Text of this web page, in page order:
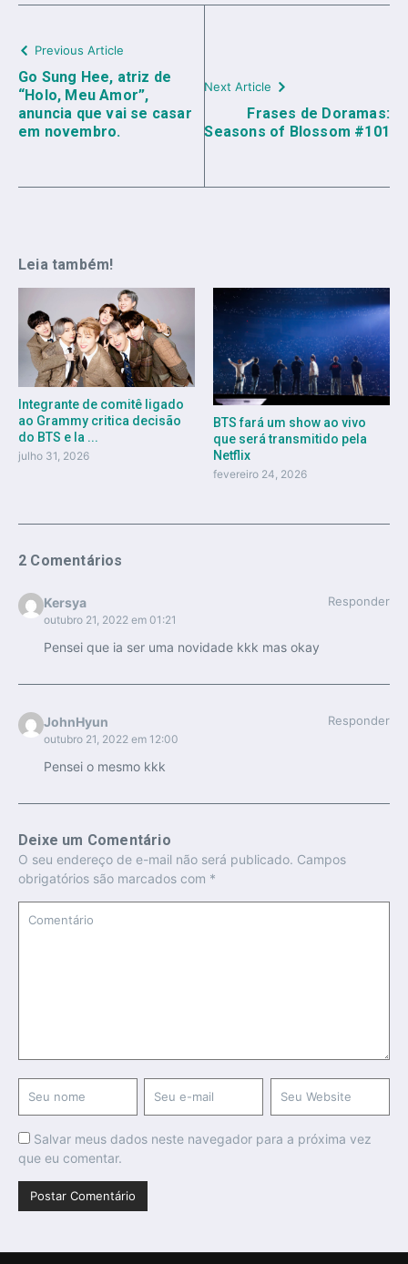
Previous Article
Go Sung Hee, atriz de
“Holo, Meu Amor”,
anuncia que vai se casar
em novembro.
Next Article
Frases de Doramas:
Seasons of Blossom #101
Leia também!
Integrante de comitê ligado
ao Grammy critica decisão
do BTS e la ...
julho 31, 2026
BTS fará um show ao vivo
que será transmitido pela
Netflix
fevereiro 24, 2026
2 Comentários
Kersya
outubro 21, 2022 em 01:21
Responder
Pensei que ia ser uma novidade kkk mas okay
JohnHyun
outubro 21, 2022 em 12:00
Responder
Pensei o mesmo kkk
Deixe um Comentário
O seu endereço de e-mail não será publicado. Campos
obrigatórios são marcados com *
Salvar meus dados neste navegador para a próxima vez
que eu comentar.